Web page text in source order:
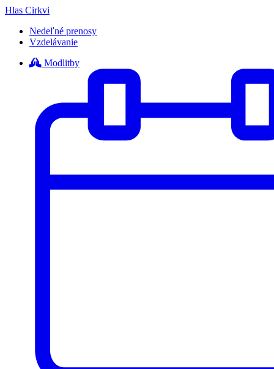
Hlas Cirkvi
Nedeľné prenosy
Vzdelávanie
Modlitby